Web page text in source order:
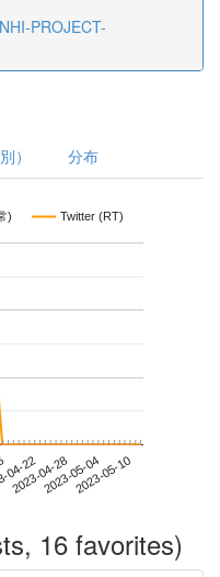
PROJECT-
） 分布
) Twitter (RT)
22
2023-04-282023-05-042023-05-10
16 favorites)